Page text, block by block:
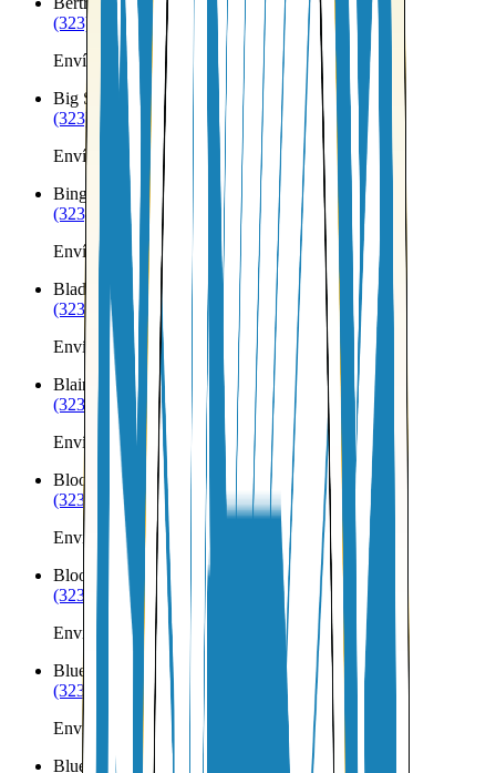
(323) 953-8100
Envíos a Nicaragua desde Bertrand
Big Springs NE
(323) 953-8100
Envíos a Nicaragua desde Big Springs
Bingham
NE
(323) 953-8100
Envíos a Nicaragua desde Bingham
Bladen
NE
(323) 953-8100
Envíos a Nicaragua desde Bladen
Blair
NE
(323) 953-8100
Envíos a Nicaragua desde Blair
Bloomfield
(323) 953-8100
Envíos a Nicaragua desde Bloomfield
Bloomington
NE
(323) 953-8100
Envíos a Nicaragua desde Bloomington
Blue Hill
(323) 953-8100
Envíos a Nicaragua desde Blue Hill
Blue Springs NE